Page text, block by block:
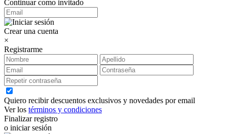
Continuar como invitado
Crear una cuenta
×
Registrarme
Quiero recibir descuentos exclusivos y novedades por email
Ver los términos y condiciones
Finalizar registro
o iniciar sesión